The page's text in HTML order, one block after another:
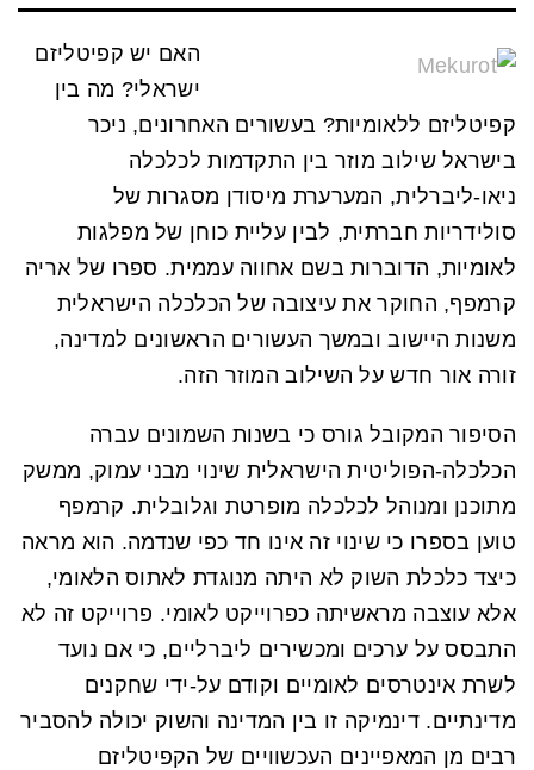
האם יש קפיטליזם
ישראלי? מה בין
קפיטליזם ללאומיות? בעשורים האחרונים, ניכר
בישראל שילוב מוזר בין התקדמות לכלכלה
ניאו-ליברלית, המערערת מיסודן מסגרות של
סולידריות חברתית, לבין עליית כוחן של מפלגות
לאומיות, הדוברות בשם אחווה עממית. ספרו של אריה
קרמפף, החוקר את עיצובה של הכלכלה הישראלית
משנות היישוב ובמשך העשורים הראשונים למדינה,
זורה אור חדש על השילוב המוזר הזה.
הסיפור המקובל גורס כי בשנות השמונים עברה
הכלכלה-הפוליטית הישראלית שינוי מבני עמוק, ממשק
מתוכנן ומנוהל לכלכלה מופרטת וגלובלית. קרמפף
טוען בספרו כי שינוי זה אינו חד כפי שנדמה. הוא מראה
כיצד כלכלת השוק לא היתה מנוגדת לאתוס הלאומי,
אלא עוצבה מראשיתה כפרוייקט לאומי. פרוייקט זה לא
התבסס על ערכים ומכשירים ליברליים, כי אם נועד
לשרת אינטרסים לאומיים וקודם על-ידי שחקנים
מדינתיים. דינמיקה זו בין המדינה והשוק יכולה להסביר
רבים מן המאפיינים העכשוויים של הקפיטליזם